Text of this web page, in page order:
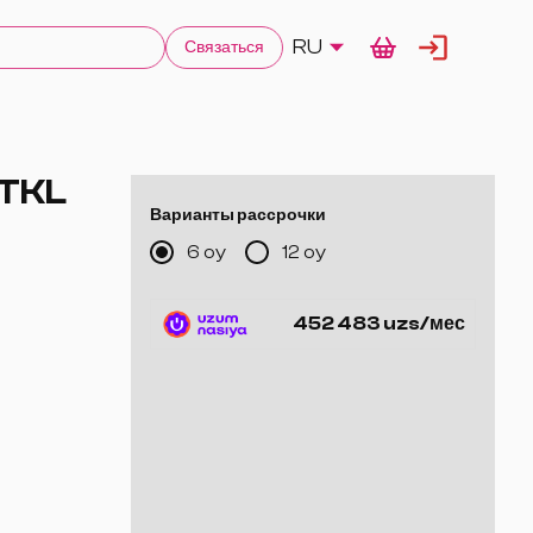
Связаться RU
1,8 м
без
Варианты рассрочки
6 oy 12 oy
452 483 uzs/мес